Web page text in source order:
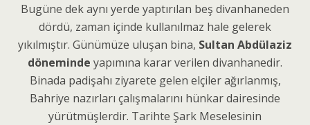
Bugüne dek aynı yerde yaptırılan beş divanhaneden
dördü, zaman içinde kullanılmaz hale gelerek
yıkılmıştır. Günümüze uluşan bina, Sultan Abdülaziz
döneminde yapımına karar verilen divanhanedir.
Binada padişahı ziyarete gelen elçiler ağırlanmış,
Bahriye nazırları çalışmalarını hünkar dairesinde
yürütmüşlerdir. Tarihte Şark Meselesinin